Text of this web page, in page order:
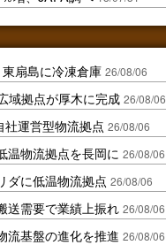
扇島に冷凍倉庫 26/08/06
域拠点が厚木に完成 26/08/06
運営型物流拠点 26/08/06
温物流拠点を長岡に 26/08/06
ダに低温物流拠点 26/08/06
送需要で業績上振れ 26/08/06
流基盤の進化を推進 26/08/06